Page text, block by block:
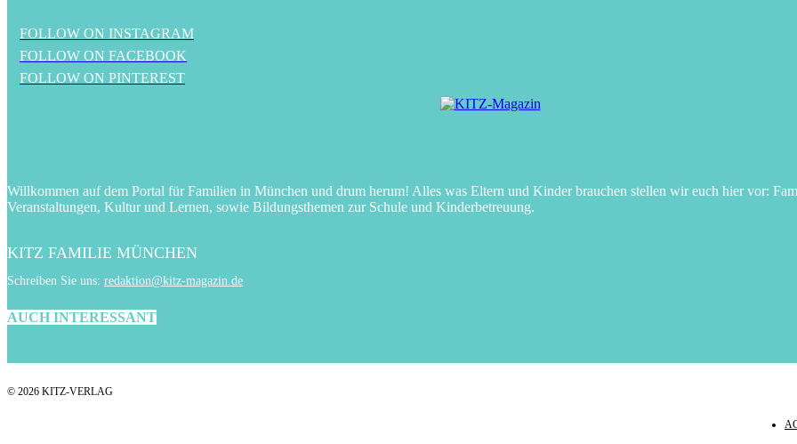
FOLLOW ON INSTAGRAM
FOLLOW ON FACEBOOK
FOLLOW ON PINTEREST
Willkommen auf dem Portal für Familien in München und drum herum! Alles was Eltern und Kinder brauchen stellen wir euch hier vor:
Veranstaltungen, Kultur und Lernen, sowie Bildungsthemen zur Schule und Kinderbetreuung.
KITZ FAMILIE MÜNCHEN
Schreiben Sie uns: redaktion@kitz-magazin.de
AUCH INTERESSANT
© 2026 KITZ-VERLAG